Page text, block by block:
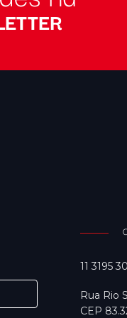
11 3195
Rua Rio
CEP